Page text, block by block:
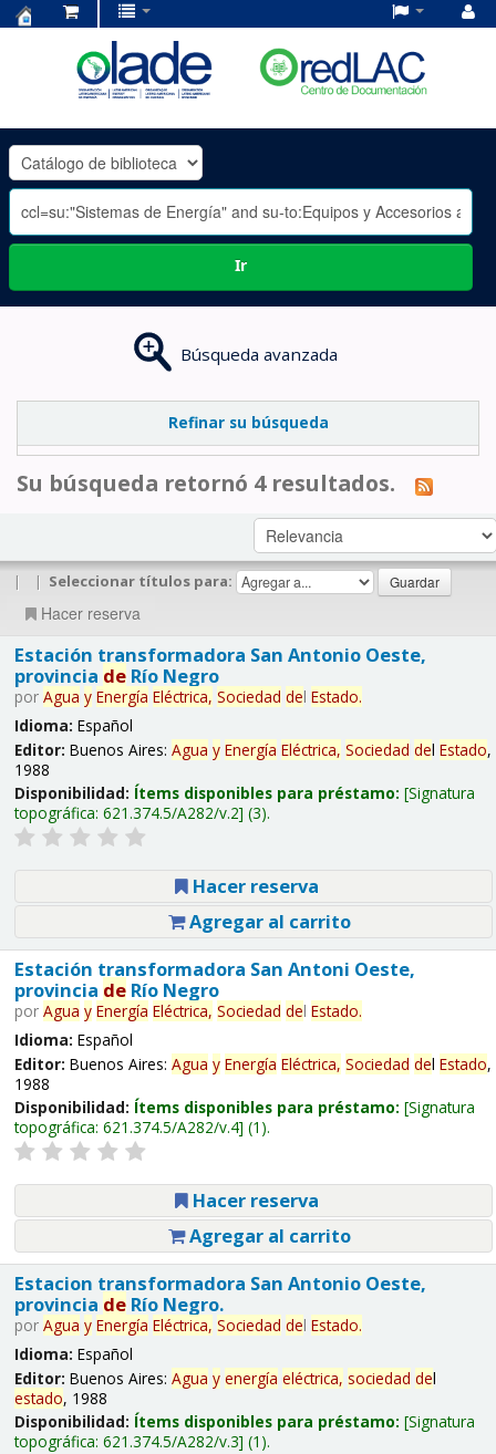
OLADE
-
Ir
Búsqueda avanzada
Refinar su búsqueda
Su búsqueda retornó 4 resultados.
| | Seleccionar títulos para:
Hacer reserva
Estación transformadora San Antonio Oeste,
provincia deRío Negro
por Agua y Energía Eléctrica, Sociedad del Estado.
Idioma: Español
Editor: Buenos Aires: Agua y Energía Eléctrica, Sociedad del Estado,
1988
Disponibilidad: Ítems disponibles para préstamo: Signatura
topográfica: 621.374.5/A282/v.2 (3).
Hacer reserva
Agregar al carrito
Estación transformadora San Antoni Oeste,
provincia deRío Negro
por Agua y Energía Eléctrica, Sociedad del Estado.
Idioma: Español
Editor: Buenos Aires: Agua y Energía Eléctrica, Sociedad del Estado,
1988
Disponibilidad: Ítems disponibles para préstamo: Signatura
topográfica: 621.374.5/A282/v.4 (1).
Hacer reserva
Agregar al carrito
Estacion transformadora San Antonio Oeste,
provincia deRío Negro.
por Agua y Energía Eléctrica, Sociedad del Estado.
Idioma: Español
Editor: Buenos Aires: Agua y energía eléctrica, sociedad del
estado, 1988
Disponibilidad: Ítems disponibles para préstamo: Signatura
topográfica: 621.374.5/A282/v.3 (1).